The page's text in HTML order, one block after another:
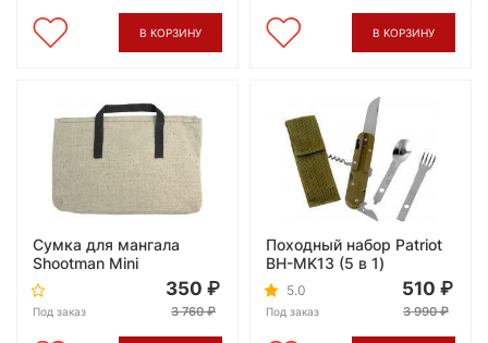
В КОРЗИНУ В КОРЗИНУ
Сумка для мангала
Shootman Mini
Под заказ
350
3 760
Походный набор Patriot
BH-MK13 (5 в 1)
5.0
Под заказ
510
3 990